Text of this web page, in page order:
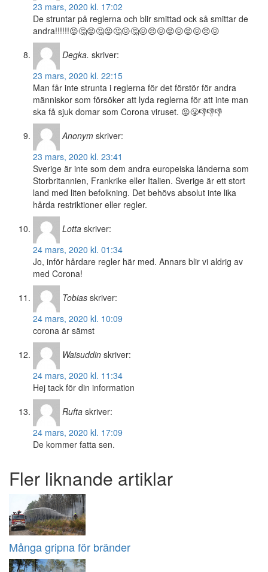
23 mars, 2020 kl. 17:02
De struntar på reglerna och blir smittad ock så smittar de
andra!!!!!!😡🤔😡🤔😡🤔😖🤔😖😠😖😡😖😡😖😠😖
Degka. skriver:
23 mars, 2020 kl. 22:15
Man får inte strunta i reglerna för det förstör för andra
människor som försöker att lyda reglerna för att inte man
ska få sjuk domar som Corona viruset. 😡😤👎👎👎
Anonym skriver:
23 mars, 2020 kl. 23:41
Sverige är inte som dem andra europeiska länderna som
Storbritannien, Frankrike eller Italien. Sverige är ett stort
land med liten befolkning. Det behövs absolut inte lika
hårda restriktioner eller regler.
Lotta skriver:
24 mars, 2020 kl. 01:34
Jo, inför hårdare regler här med. Annars blir vi aldrig av
med Corona!
Tobias skriver:
24 mars, 2020 kl. 10:09
corona är sämst
Waisuddin skriver:
24 mars, 2020 kl. 11:34
Hej tack för din information
Rufta skriver:
24 mars, 2020 kl. 17:09
De kommer fatta sen.
Fler liknande artiklar
Många gripna för bränder